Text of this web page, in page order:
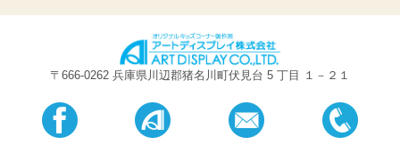
〒666-0262 兵庫県川辺郡猪名川町伏見台 5 丁目 １－２１